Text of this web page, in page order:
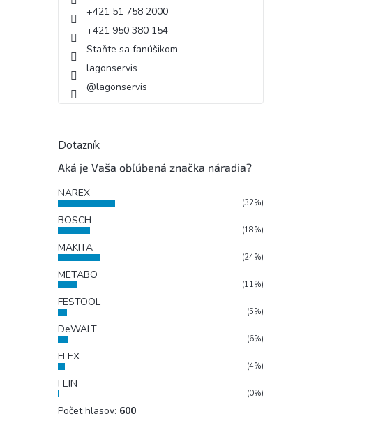
+421 51 758 2000
+421 950 380 154
Staňte sa fanúšikom
lagonservis
@lagonservis
Dotazník
Aká je Vaša obľúbená značka náradia?
NAREX
(32%)
BOSCH
(18%)
MAKITA
(24%)
METABO
(11%)
FESTOOL
(5%)
DeWALT
(6%)
FLEX
(4%)
FEIN
(0%)
Počet hlasov: 600